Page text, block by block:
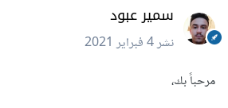
سمير عبود
نشر4 فبراير 2021
مرحباً بك،